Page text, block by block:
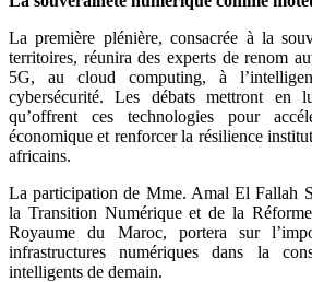
La première plénière, consacrée à la
territoires, réunira des experts de renom
5G, au cloud computing, à
cybersécurité. Les débats mettront en
qu’offrent ces technologies pour
économique et renforcer la résilience
africains.
La participation de Mme. Amal El Fallah
la Transition Numérique et de la
Royaume du Maroc, portera sur
infrastructures numériques dans la
intelligents de demain.